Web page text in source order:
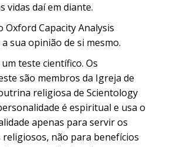
vidas daí em diante.
Oxford Capacity Analysis
sua opinião de si mesmo.
teste científico. Os
são membros da Igreja de
religiosa de Scientology
é espiritual e usa o
apenas para servir os
não para benefícios